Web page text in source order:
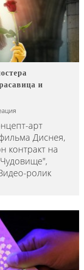
и
арт
Диснея,
контракт на
ролик